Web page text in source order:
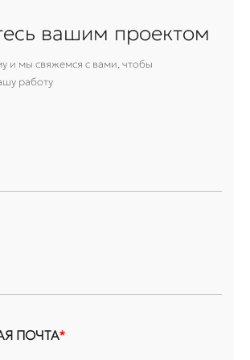
вашим проектом
и мы свяжемся с вами, чтобы
работу
ПОЧТА*